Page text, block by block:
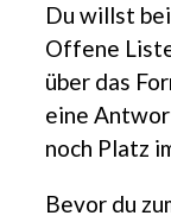
Du willst
Offene
über das
eine
noch Platz
Bevor du